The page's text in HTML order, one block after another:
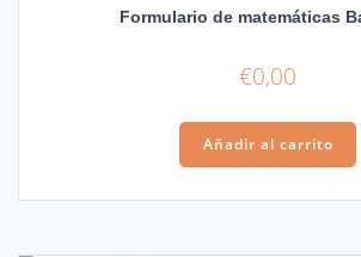
Formulario de matemáticas
€0,00
Añadir al carrito